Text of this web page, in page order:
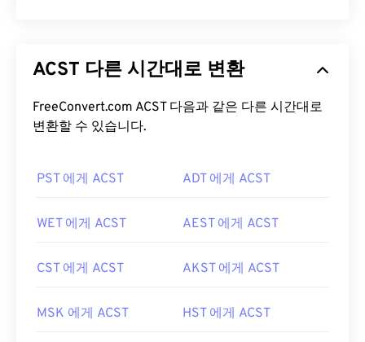
ACST 다른 시간대로 변환
FreeConvert.com ACST 다음과 같은 다른 시간대로
변환할 수 있습니다.
PST 에게 ACST ADT 에게 ACST
WET 에게 ACST AEST 에게 ACST
CST 에게 ACST AKST 에게 ACST
MSK 에게 ACST HST 에게 ACST